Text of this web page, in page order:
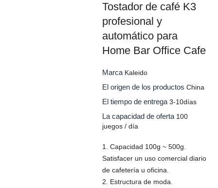
Tostador de café K3
profesional y
automático para
Home Bar Office Cafe
Marca Kaleido
El origen de los productos China
El tiempo de entrega 3-10días
La capacidad de oferta 100
juegos / día
1. Capacidad 100g ~ 500g.
Satisfacer un uso comercial diario
de cafetería u oficina.
2. Estructura de moda.